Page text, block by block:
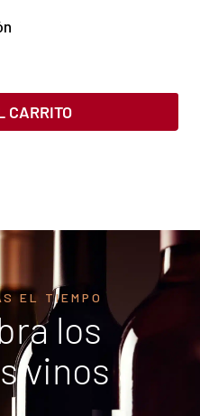
CARRITO
EL TIEMPO
los
vinos